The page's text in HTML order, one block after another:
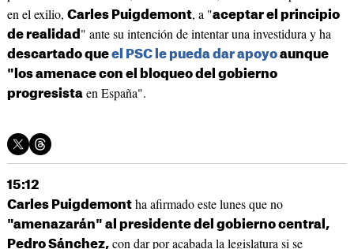
en el exilio, Carles Puigdemont, a "aceptar el principio
de realidad " ante su intención de intentar una investidura y ha
descartado queel PSC le pueda dar apoyoaunque
"los amenace con el bloqueo del gobierno
progresistaen España".
15:12
Carles Puigdemontha afirmado este lunes que no
"amenazarán" al presidente del gobierno central,
Pedro Sánchez,con dar por acabada la legislatura si se